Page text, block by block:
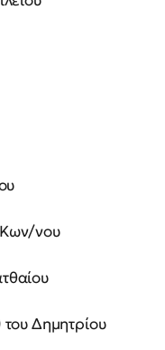
νου
Δημητρίου